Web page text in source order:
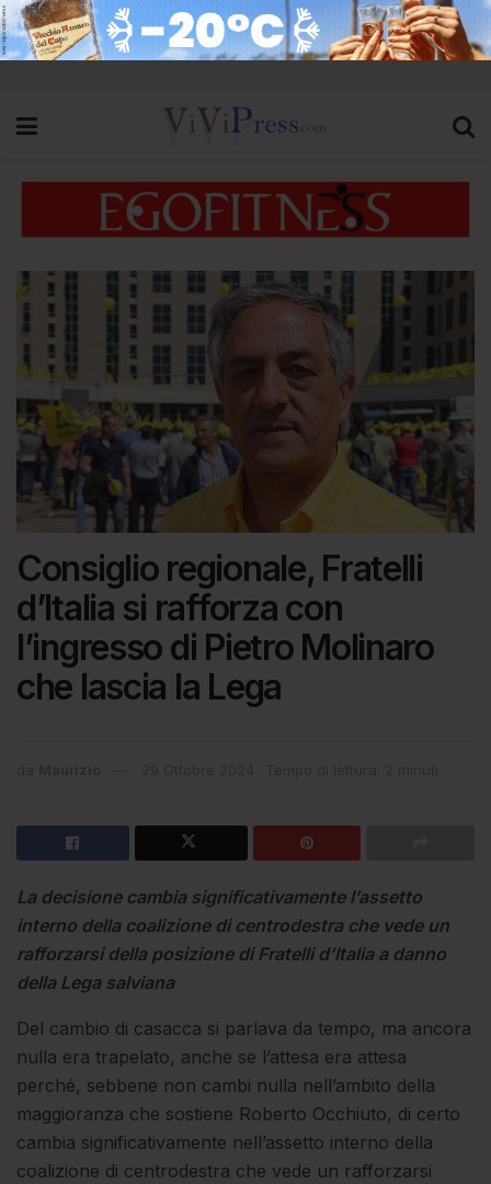
Consiglio regionale, Fratelli
d’Italia si rafforza con
l’ingresso di Pietro Molinaro
che lascia la Lega
La decisione cambia significativamente l’assetto
interno della coalizione di centrodestra che vede un
rafforzarsi della posizione di Fratelli d’Italia a danno
della Lega salviana
Del cambio di casacca si parlava da tempo, ma ancora
nulla era trapelato, anche se l’attesa era attesa
perché, sebbene non cambi nulla nell’ambito della
maggioranza che sostiene Roberto Occhiuto, di certo
cambia significativamente nell’assetto interno della
coalizione di centrodestra che vede un rafforzarsi